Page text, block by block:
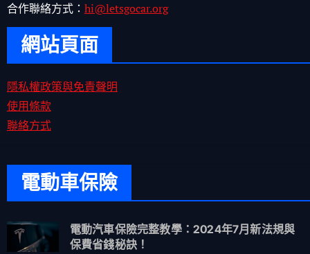
合作聯絡方式： hi@letsgocar.org
網站頁面
隱私權政策與免責聲明
使用條款
聯絡方式
電動車保險
電動汽車保險完整教學：2024年7月新法規與
保費省錢秘訣！